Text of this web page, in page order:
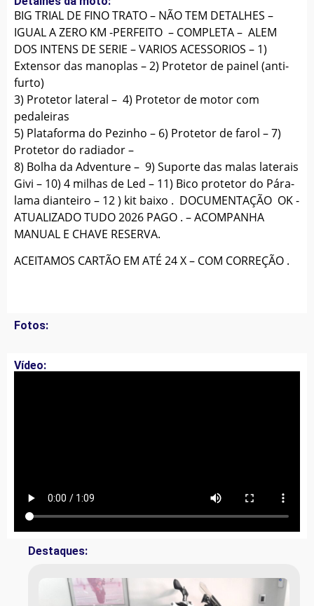
BIG TRIAL DE FINO TRATO – NÃO TEM DETALHES –
IGUAL A ZERO KM -PERFEITO – COMPLETA – ALEM
DOS INTENS DE SERIE – VARIOS ACESSORIOS – 1)
Extensor das manoplas – 2) Protetor de painel (anti-
furto)
3) Protetor lateral – 4) Protetor de motor com
pedaleiras
5) Plataforma do Pezinho – 6) Protetor de farol – 7)
Protetor do radiador –
8) Bolha da Adventure – 9) Suporte das malas laterais
Givi – 10) 4 milhas de Led – 11) Bico protetor do Pára-
lama dianteiro – 12 ) kit baixo . DOCUMENTAÇÃO OK -
ATUALIZADO TUDO 2026 PAGO . – ACOMPANHA
MANUAL E CHAVE RESERVA.
ACEITAMOS CARTÃO EM ATÉ 24 X – COM CORREÇÃO .
Fotos:
Vídeo:
Destaques: